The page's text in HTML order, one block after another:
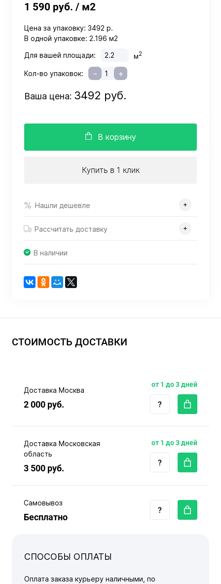
1 590 руб. / м2
Цена за упаковку: 3492 р.
В одной упаковке: 2.196 м2
Для вашей площади:
м2
Кол-во упаковок: - +
Ваша цена: 3492 руб.
В корзину
Купить в 1 клик
Нашли дешевле
Рассчитать доставку
В наличии
СТОИМОСТЬ ДОСТАВКИ
Доставка Москва
2 000 руб.
от 1 до 3 дней
Доставка Московская
область
3 500 руб.
от 1 до 3 дней
Самовывоз
Бесплатно
СПОСОБЫ ОПЛАТЫ
Оплата заказа курьеру наличными, по